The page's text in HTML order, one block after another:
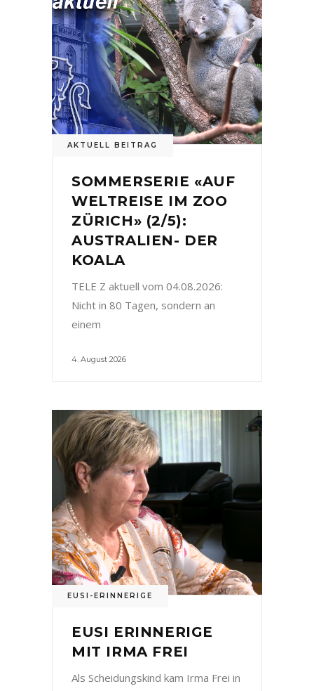
AKTUELL BEITRAG
SOMMERSERIE «AUF
WELTREISE IM ZOO
ZÜRICH» (2/5):
AUSTRALIEN- DER
KOALA
TELE Z aktuell vom 04.08.2026:
Nicht in 80 Tagen, sondern an
einem
4. August 2026
EUSI-ERINNERIGE
EUSI ERINNERIGE
MIT IRMA FREI
Als Scheidungskind kam Irma Frei in